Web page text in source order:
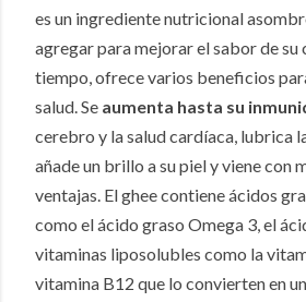
es un ingrediente nutricional
agregar para mejorar el sabor de su
tiempo, ofrece varios beneficios
salud.Se aumenta hasta su
cerebro y la salud cardíaca, lubrica
añade un brillo a su piel y viene con
ventajas. El ghee contiene ácidos
como el ácido graso Omega 3, el
vitaminas liposolubles como la
vitamina B12 que lo convierten en